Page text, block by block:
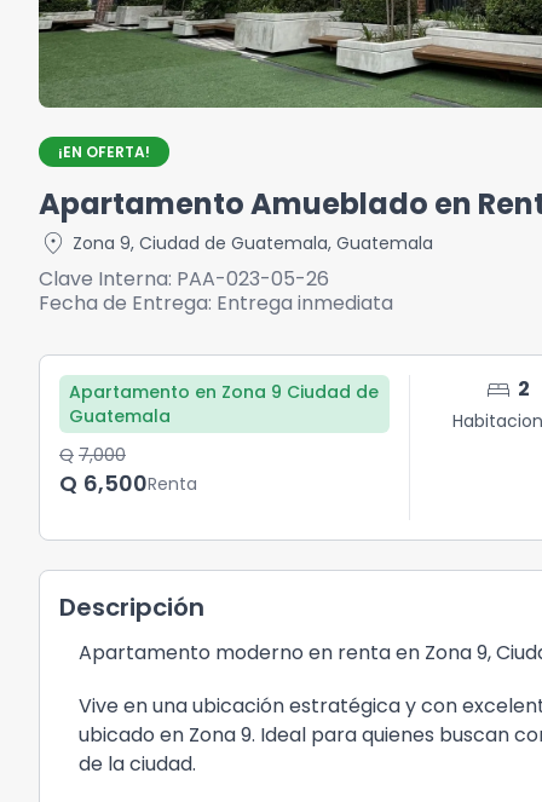
¡EN OFERTA!
Apartamento Amueblado en
location_on Zona 9, Ciudad de Guatemala, Guatemala
Clave Interna: PAA-023-05-26
Fecha de Entrega: Entrega inmediata
Apartamento en Zona 9 Ciudad de
Guatemala
Q	7,000
Q	6,500Renta
bed 2
Descripción
Apartamento moderno en renta en Zona 9,
Vive en una ubicación estratégica y con
ubicado en Zona 9. Ideal para quienes buscan
de la ciudad.